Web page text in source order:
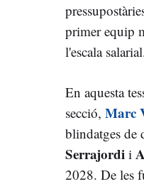
primer equip
l'escala
En aquesta
secció, Marc
blindatges de
Serrajordi i
2028. De les